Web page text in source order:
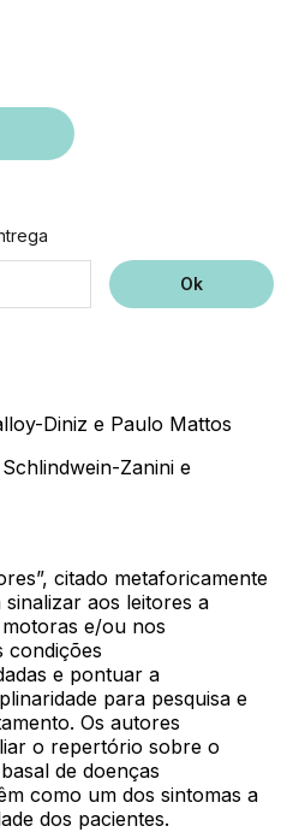
Diniz e Paulo Mattos
Zanini e
citado metaforicamente
aos leitores a
e/ou nos
condições
e pontuar a
para pesquisa e
Os autores
o repertório sobre o
de doenças
como um dos sintomas a
dos pacientes.